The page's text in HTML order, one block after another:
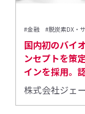
#金融 #脱炭素DX・
国内初のバイ
ンセプトを策
インを採用。
株式会社ジェ